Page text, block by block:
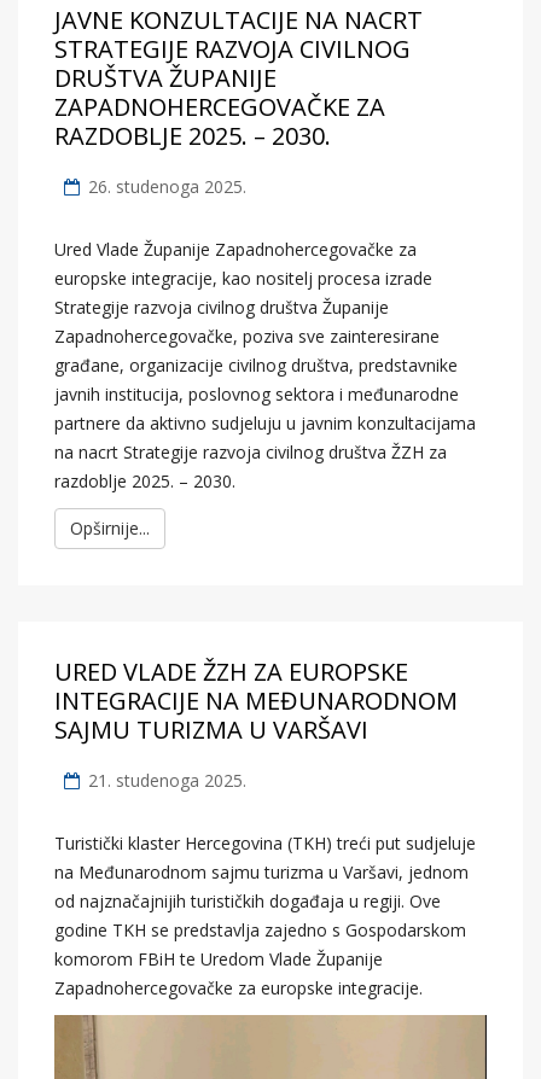
JAVNE KONZULTACIJE NA NACRT
STRATEGIJE RAZVOJA CIVILNOG
DRUŠTVA ŽUPANIJE
ZAPADNOHERCEGOVAČKE ZA
RAZDOBLJE 2025. – 2030.
26. studenoga 2025.
Ured Vlade Županije Zapadnohercegovačke za
europske integracije, kao nositelj procesa izrade
Strategije razvoja civilnog društva Županije
Zapadnohercegovačke, poziva sve zainteresirane
građane, organizacije civilnog društva, predstavnike
javnih institucija, poslovnog sektora i međunarodne
partnere da aktivno sudjeluju u javnim konzultacijama
na nacrt Strategije razvoja civilnog društva ŽZH za
razdoblje 2025. – 2030.
Opširnije...
URED VLADE ŽZH ZA EUROPSKE
INTEGRACIJE NA MEĐUNARODNOM
SAJMU TURIZMA U VARŠAVI
21. studenoga 2025.
Turistički klaster Hercegovina (TKH) treći put sudjeluje
na Međunarodnom sajmu turizma u Varšavi, jednom
od najznačajnijih turističkih događaja u regiji. Ove
godine TKH se predstavlja zajedno s Gospodarskom
komorom FBiH te Uredom Vlade Županije
Zapadnohercegovačke za europske integracije.